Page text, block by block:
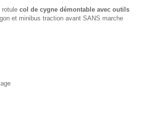
col de cygne démontable avec outils
et minibus traction avant SANS marche